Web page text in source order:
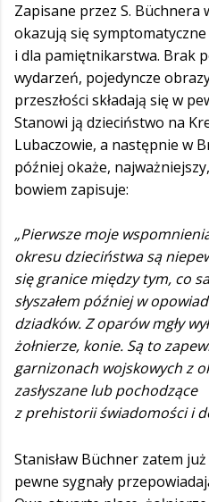
Zapisane przez S. Büchnera
okazują się
i dla pamiętnikarstwa. Brak
wydarzeń, pojedyncze
przeszłości składają się w
Stanowi ją dzieciństwo na
Lubaczowie, a następnie w
później okaże,
bowiem zapisuje:
„Pierwsze moje
okresu dzieciństwa są
się granice między tym, co
słyszałem później w
dziadków. Z oparów mgły
żołnierze, konie. Są to
garnizonach wojskowych z
zasłyszane lub pochodzące
z prehistorii świadomości i
Stanisław Büchner zatem
pewne sygnały